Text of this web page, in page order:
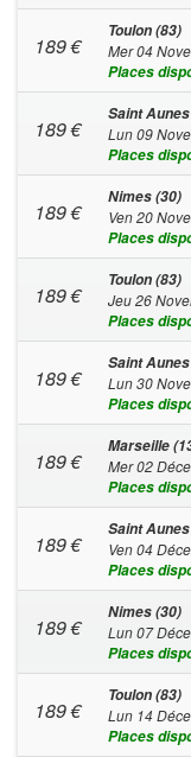
189€
Toulon (83)
Mer 04
Places
189€
Saint
Lun 09
Places
189€
Nimes (30)
Ven 20
Places
189€
Toulon (83)
Jeu 26
Places
189€
Saint
Lun 30
Places
189€
Marseille
Mer 02
Places
189€
Saint
Ven 04
Places
189€
Nimes (30)
Lun 07
Places
189€
Toulon (83)
Lun 14
Places